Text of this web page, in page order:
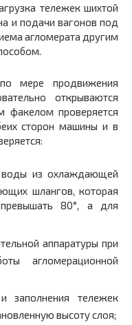
тележек шихтой
и подачи вагонов под
агломерата другим
мере продвижения
открываются
факелом проверяется
сторон машины и в
воды из охлаждающей
шлангов, которая
80°, а для
аппаратуры при
агломерационной
заполнения тележек
высоту слоя;